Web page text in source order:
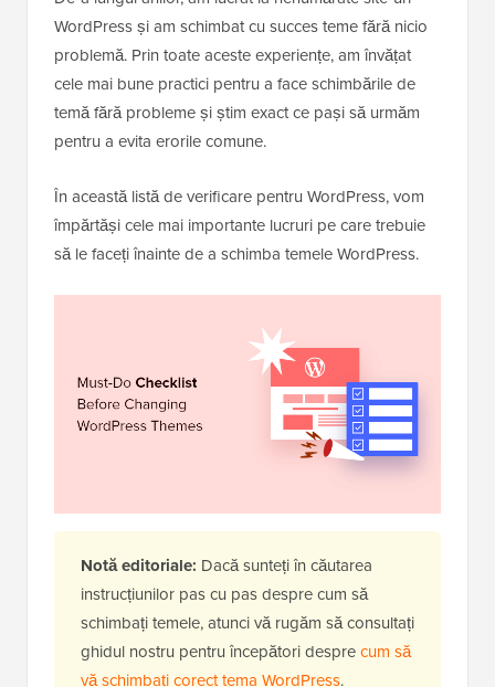
WordPress și am schimbat cu succes teme fără nicio
problemă. Prin toate aceste experiențe, am învățat
cele mai bune practici pentru a face schimbările de
temă fără probleme și știm exact ce pași să urmăm
pentru a evita erorile comune.
În această listă de verificare pentru WordPress, vom
împărtăși cele mai importante lucruri pe care trebuie
să le faceți înainte de a schimba temele WordPress.
Notă editoriale: Dacă sunteți în căutarea
instrucțiunilor pas cu pas despre cum să
schimbați temele, atunci vă rugăm să consultați
ghidul nostru pentru începători desprecum să
vă schimbați corect tema WordPress.